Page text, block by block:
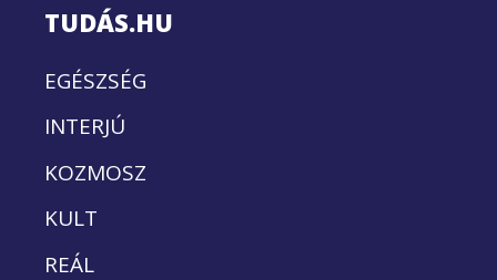
TUDÁS.HU
EGÉSZSÉG
INTERJÚ
KOZMOSZ
KULT
REÁL